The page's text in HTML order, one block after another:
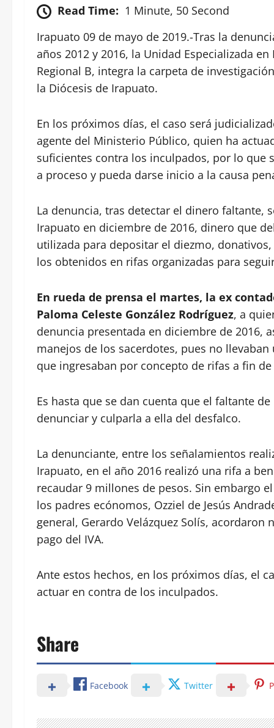
Read Time: 1 Minute, 50 Second
Irapuato 09 de mayo de 2019.-Tras la
años 2012 y 2016, la Unidad Especializada
Regional B, integra la carpeta de
la Diócesis de Irapuato.
En los próximos días, el caso será
agente del Ministerio Público, quien ha
suficientes contra los inculpados, por lo que
a proceso y pueda darse inicio a la causa
La denuncia, tras detectar el dinero faltante,
Irapuato en diciembre de 2016, dinero que
utilizada para depositar el diezmo,
los obtenidos en rifas organizadas para
En rueda de prensa el martes, la ex
Paloma Celeste González Rodríguez, a
denuncia presentada en diciembre de 2016,
manejos de los sacerdotes, pues no
que ingresaban por concepto de rifas a fin
Es hasta que se dan cuenta que el faltante
denunciar y culparla a ella del desfalco.
La denunciante, entre los señalamientos
Irapuato, en el año 2016 realizó una rifa a
recaudar 9 millones de pesos. Sin embargo
los padres ecónomos, Ozziel de Jesús
general, Gerardo Velázquez Solís,
pago del IVA.
Ante estos hechos, en los próximos días, el
actuar en contra de los inculpados.
Share
Facebook Twitter